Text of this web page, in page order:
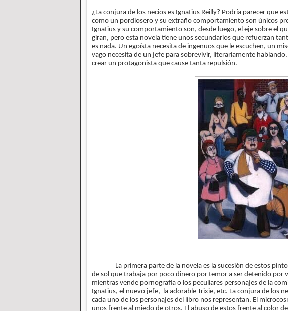
¿La conjura de los necios es Ignatius Reilly? Podría parecer que
como un pordiosero y su extraño comportamiento son únicos
Ignatius y su comportamiento son, desde luego, el eje sobre el
giran, pero esta novela tiene unos secundarios que refuerzan
es nada. Un egoísta necesita de ingenuos que le escuchen, un
vago necesita de un jefe para sobrevivir, literariamente
crear un protagonista que cause tanta repulsión.
La primera parte de la novela es la sucesión de estos
de sol que trabaja por poco dinero por temor a ser detenido por
mientras vende pornografía o los peculiares personajes de la
Ignatius, el nuevo jefe, la adorable Trixie, etc. La conjura de los
cada uno de los personajes del libro nos representan. El
unos frente al miedo de otros. El abuso de estos frente al color